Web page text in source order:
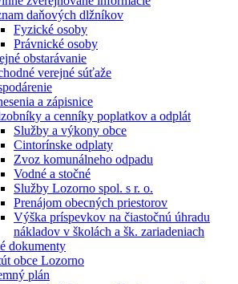
daňových dlžníkov
Fyzické osoby
Právnické osoby
obstarávanie
verejné súťaže
a zápisnice
a cenníky poplatkov a odplát
Služby a výkony obce
Cintorínske odplaty
Zvoz komunálneho odpadu
Vodné a stočné
Služby Lozorno spol. s r. o.
Prenájom obecných priestorov
Výška príspevkov na čiastočnú úhradu
nákladov v školách a šk. zariadeniach
dokumenty
obce Lozorno
plán